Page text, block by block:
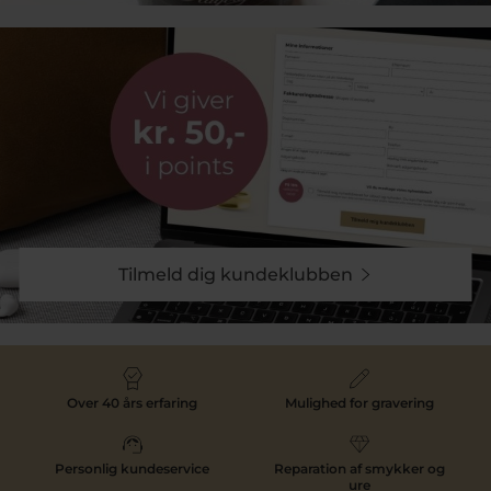
Derudover kan I overveje at servere en lækker og
klassisk bryllupsmiddag til jeres gæster, som fx kan
være en treretters menu med en lækker hovedret. Slut
aftenen af med en flot brudevals og en fest, der vil
skabe minder for livet.
For det klassiske bryllup, kan du overveje at bære
vil være en påmindelse om din store dag i mange år
fremover. Et par smukke hvidguld øreringe eller guld
ørestikker kan også tilføje det perfekte touch af
elegance til din brudekjole. Hvis du ønsker at bære en
ring, kan en simpel guldring med en diamant eller en
smuk perle være det perfekte valg. Perler og
Tilmeld dig kundeklubben
Over 40 års erfaring Mulighed for gravering
Personlig kundeservice
Reparation af smykker og
ure